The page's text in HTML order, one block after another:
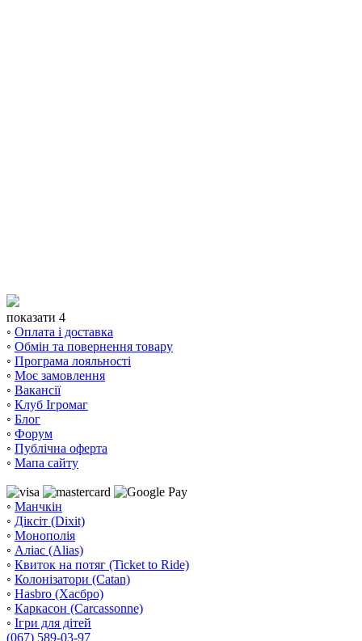
показати 4
◦ Оплата і доставка
◦ Обмін та повернення товару
◦ Програма лояльності
◦ Моє замовлення
◦ Вакансії
◦ Клуб Ігромаг
◦ Блог
◦ Форум
◦ Публічна оферта
◦ Мапа сайту
◦ Манчкін
◦ Діксіт (Dixit)
◦ Монополія
◦ Аліас (Alias)
◦ Квиток на потяг (Ticket to Ride)
◦ Колонізатори (Catan)
◦ Hasbro (Хасбро)
◦ Каркасон (Carcassonne)
◦ Ігри для дітей
(067) 589-03-97